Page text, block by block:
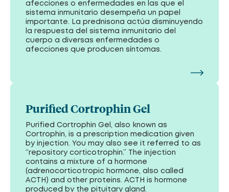
afecciones o enfermedades en las que el
sistema inmunitario desempeña un papel
importante. La prednisona actúa disminuyendo
la respuesta del sistema inmunitario del
cuerpo a diversas enfermedades o
afecciones que producen síntomas.
Purified Cortrophin Gel
Purified Cortrophin Gel, also known as
Cortrophin, is a prescription medication given
by injection. You may also see it referred to as
“repository corticotrophin.” The injection
contains a mixture of a hormone
(adrenocorticotropic hormone, also called
ACTH) and other proteins. ACTH is hormone
produced by the pituitary gland.